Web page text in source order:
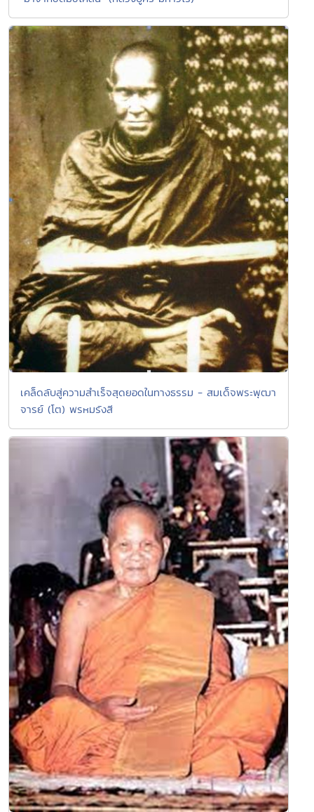
เคล็ดลับสู่ความสำเร็จสุดยอดในทางธรรม - สมเด็จพระพุฒา
จารย์ (โต) พรหมรังสี